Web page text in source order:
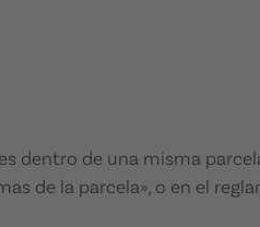
de una misma
de la parcela», o en el